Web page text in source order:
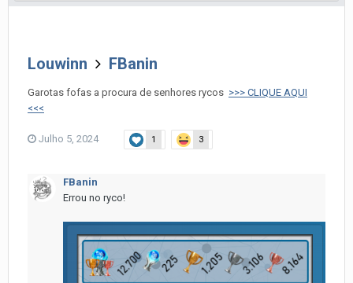
Louwinn FBanin
Garotas fofas a procura de senhores rycos >>> CLIQUE AQUI
<<<
Julho 5, 2024 1 3
FBanin
Errou no ryco!